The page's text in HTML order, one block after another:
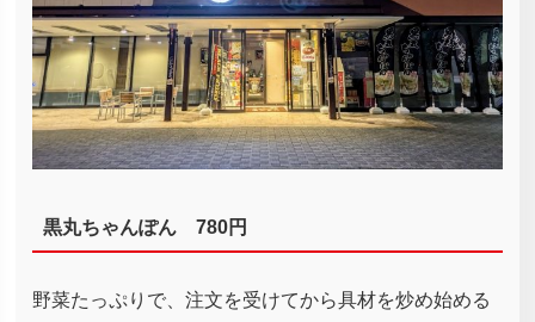
黒丸ちゃんぽん 780円
野菜たっぷりで、注文を受けてから具材を炒め始める